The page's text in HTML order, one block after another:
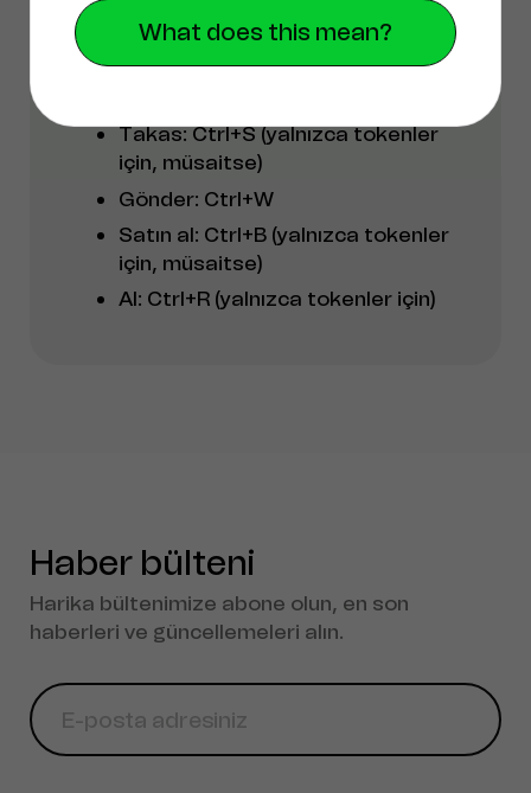
What does this mean?
Token/NFT detayları
sayfasından
Takas: Ctrl+S (yalnızca tokenler
için, müsaitse)
Gönder: Ctrl+W
Satın al: Ctrl+B (yalnızca tokenler
için, müsaitse)
Al: Ctrl+R (yalnızca tokenler için)
Haber bülteni
Harika bültenimize abone olun, en son
haberleri ve güncellemeleri alın.